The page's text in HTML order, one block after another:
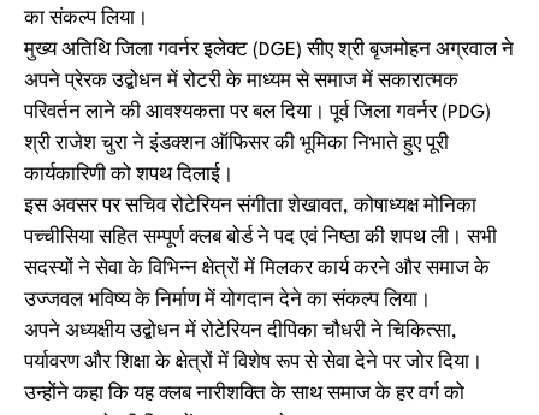
का संकल्प लिया।
मुख्य अतिथि जिला गवर्नर इलेक्ट (DGE) सीए श्री बृजमोहन अग्रवाल ने
अपने प्रेरक उद्बोधन में रोटरी के माध्यम से समाज में सकारात्मक
परिवर्तन लाने की आवश्यकता पर बल दिया। पूर्व जिला गवर्नर (PDG)
श्री राजेश चुरा ने इंडक्शन ऑफिसर की भूमिका निभाते हुए पूरी
कार्यकारिणी को शपथ दिलाई।
इस अवसर पर सचिव रोटेरियन संगीता शेखावत, कोषाध्यक्ष मोनिका
पच्चीसिया सहित सम्पूर्ण क्लब बोर्ड ने पद एवं निष्ठा की शपथ ली। सभी
सदस्यों ने सेवा के विभिन्न क्षेत्रों में मिलकर कार्य करने और समाज के
उज्जवल भविष्य के निर्माण में योगदान देने का संकल्प लिया।
अपने अध्यक्षीय उद्बोधन में रोटेरियन दीपिका चौधरी ने चिकित्सा,
पर्यावरण और शिक्षा के क्षेत्रों में विशेष रूप से सेवा देने पर जोर दिया।
उन्होंने कहा कि यह क्लब नारीशक्ति के साथ समाज के हर वर्ग को